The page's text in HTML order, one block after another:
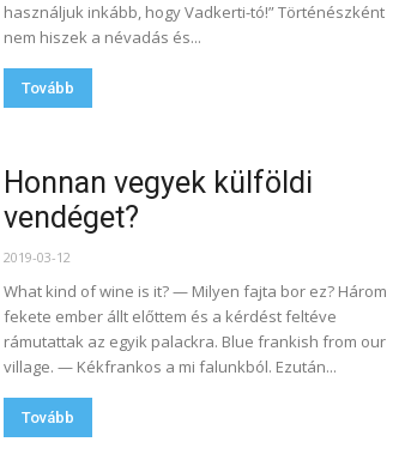
használjuk inkább, hogy Vadkerti-tó!” Történészként
nem hiszek a névadás és...
Tovább
Honnan vegyek külföldi
vendéget?
2019-03-12
What kind of wine is it? — Milyen fajta bor ez? Három
fekete ember állt előttem és a kérdést feltéve
rámutattak az egyik palackra. Blue frankish from our
village. — Kékfrankos a mi falunkból. Ezután...
Tovább